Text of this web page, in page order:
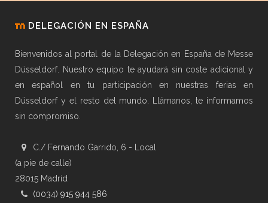
DELEGACIÓN EN ESPAÑA
Bienvenidos al portal de la Delegación en España de Messe
Düsseldorf. Nuestro equipo te ayudará sin coste adicional y
en español en tu participación en nuestras ferias en
Düsseldorf y el resto del mundo. Llámanos, te informamos
sin compromiso.
C./ Fernando Garrido, 6 - Local
(a pie de calle)
28015 Madrid
(0034) 915 944 586